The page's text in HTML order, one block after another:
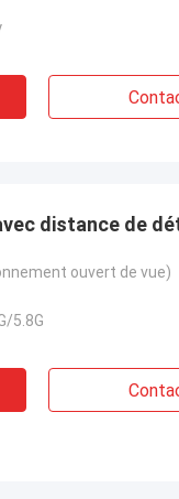
distance de
ouvert de vue)
5.8G